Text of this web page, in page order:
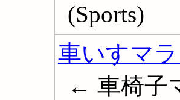
(Sports)
車いすマ
← 車椅子